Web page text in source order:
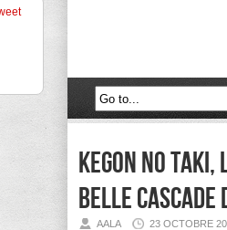
Kegon no
belle cascade
AALA 23 OCTOBRE